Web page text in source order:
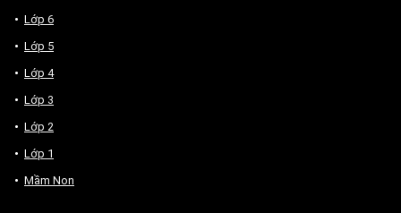
Lớp 6
Lớp 5
Lớp 4
Lớp 3
Lớp 2
Lớp 1
Mầm Non